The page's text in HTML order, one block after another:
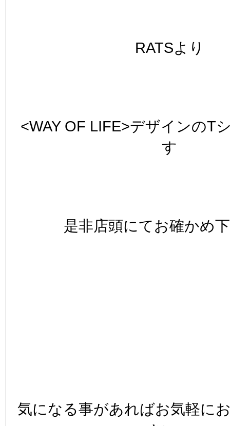
RATSより
<WAY OF LIFE>デザインのT
す
是非店頭にてお確かめ
気になる事があればお気軽に